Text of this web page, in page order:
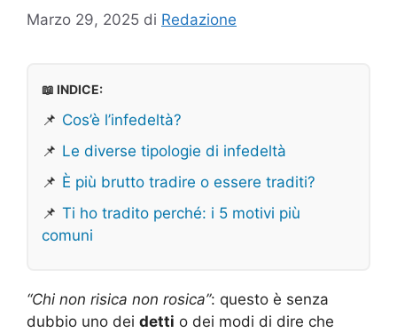
Marzo 29, 2025 di Redazione
📖 INDICE:
📌 Cos’è l’infedeltà?
📌 Le diverse tipologie di infedeltà
📌 È più brutto tradire o essere traditi?
📌 Ti ho tradito perché: i 5 motivi più
comuni
“Chi non risica non rosica”: questo è senza
dubbio uno dei detti o dei modi di dire che